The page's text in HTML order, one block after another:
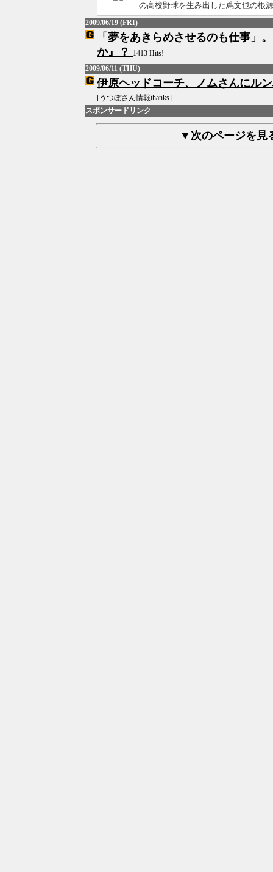
の高校野球を生み出した蔦文也の根
2009/06/19 (FRI)
「夢をあきらめさせるのも仕事」
か』？
1413 Hits!
2009/06/11 (THU)
伊原ヘッドコーチ、ノムさんにル
[うつぼさん情報thanks]
スポンサードリンク
▼次のページを見